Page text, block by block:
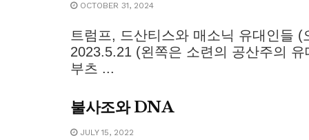
OCTOBER 31, 2024
트럼프, 드산티스와 매소닉 유대인들
2023.5.21 (왼쪽은 소련의 공산주의
부츠 ...
불사조와 DNA
JULY 15, 2022